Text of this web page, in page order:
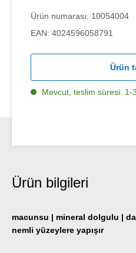
Ürün numarası: 10054004
EAN: 4024596058791
Ürün
Mevcut, teslim süresi: 1-
Ürün bilgileri
macunsu | mineral dolgulu |
nemli yüzeylere yapışır